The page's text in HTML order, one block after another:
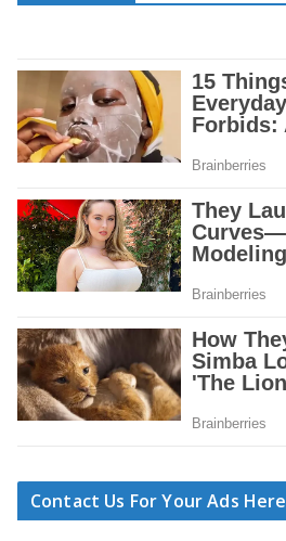
Contact Us For Your Ads Here